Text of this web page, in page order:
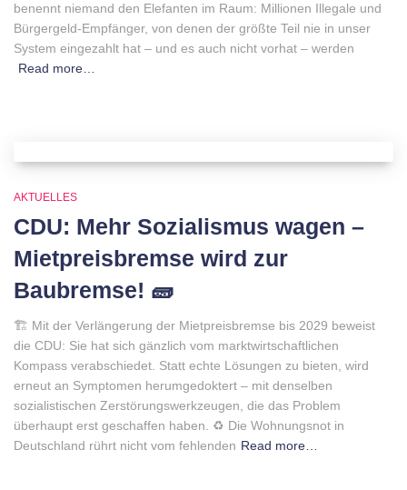
benennt niemand den Elefanten im Raum: Millionen Illegale und
Bürgergeld-Empfänger, von denen der größte Teil nie in unser
System eingezahlt hat – und es auch nicht vorhat – werden
Read more…
AKTUELLES
CDU: Mehr Sozialismus wagen –
Mietpreisbremse wird zur
Baubremse! 🧱
🏗 Mit der Verlängerung der Mietpreisbremse bis 2029 beweist
die CDU: Sie hat sich gänzlich vom marktwirtschaftlichen
Kompass verabschiedet. Statt echte Lösungen zu bieten, wird
erneut an Symptomen herumgedoktert – mit denselben
sozialistischen Zerstörungswerkzeugen, die das Problem
überhaupt erst geschaffen haben. ♻️ Die Wohnungsnot in
Deutschland rührt nicht vom fehlenden Read more…